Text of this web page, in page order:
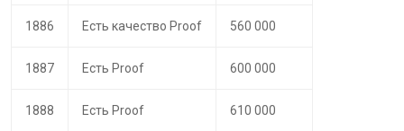
1886 Есть качество Proof 560 000
1887 Есть Proof 600 000
1888 Есть Proof 610 000